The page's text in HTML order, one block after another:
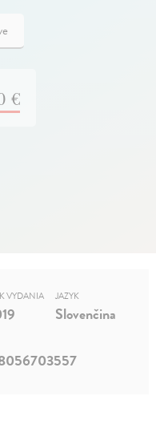
€
VYDANIA JAZYK
Slovenčina